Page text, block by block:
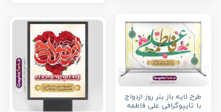
طرح لایه باز بنر روز ازدواج
با تایپوگرافی علی فاطمه